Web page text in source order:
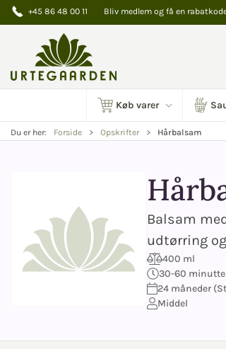
+45 86 48 00 11 Bliv medlem og få en
Køb varer
Du er her: Forside Opskrifter Hårbalsam
Balsam
udtørring
400 ml
30-60
24 måneder
Middel